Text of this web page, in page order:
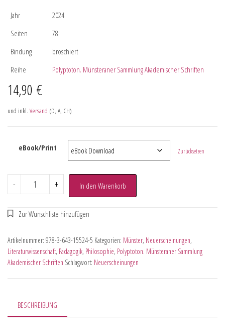
Jahr
2024
Seiten
78
Bindung
broschiert
Reihe
Polyptoton. Münsteraner Sammlung Akademischer Schriften
14,90 €
und inkl. Versand (D, A, CH)
eBook/Print Zurücksetzen
- + In den Warenkorb
Artikelnummer: 978-3-643-15524-5 Kategorien: Münster, Neuerscheinungen,
Literaturwissenschaft, Pädagogik, Philosophie, Polyptoton. Münsteraner Sammlung
Akademischer Schriften Schlagwort: Neuerscheinungen
BESCHREIBUNG